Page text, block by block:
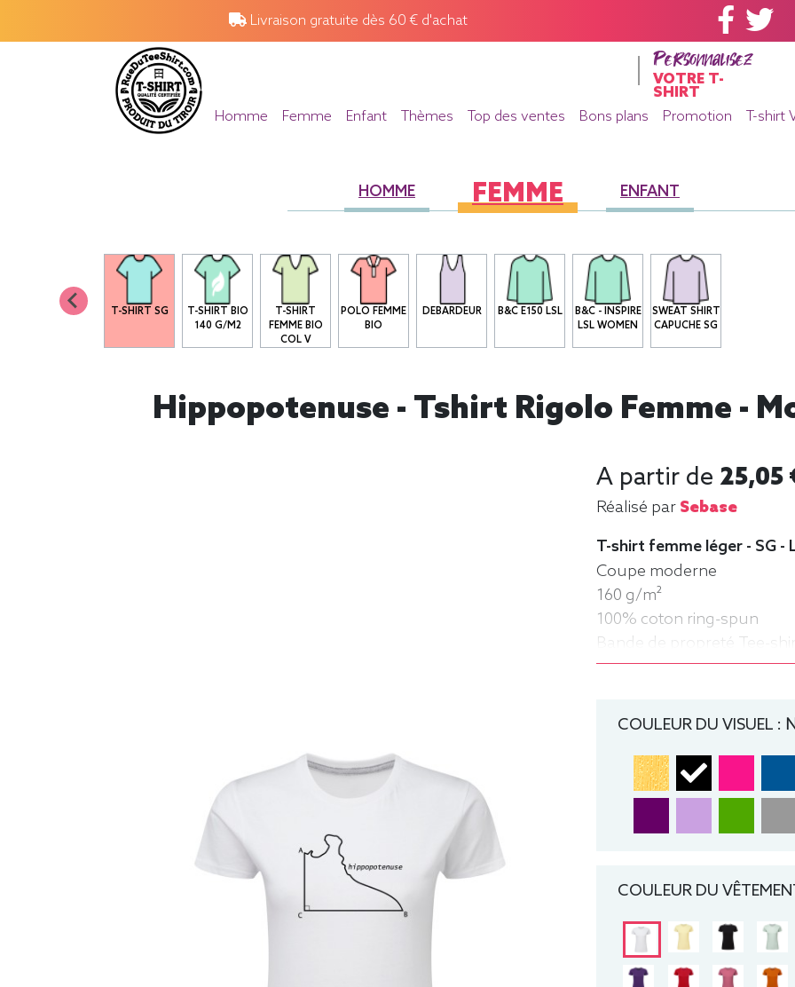
Livraison gratuite dès 60 € d'achat
Personnalisez
VOTRE T-
SHIRT
Homme
Femme Enfant Thèmes Top des ventes Bons plans Promotion T-shirt
HOMME FEMME ENFANT
T-SHIRT SG
T-SHIRT BIO
140 G/M2
T-SHIRT
FEMME BIO
COL V
POLO FEMME
BIO
DEBARDEUR B&C E150 LSL
B&C - INSPIRE
LSL WOMEN
SWEAT SHIRT
CAPUCHE SG
Hippopotenuse - Tshirt Rigolo Femme -
A partir de 25,05
Réalisé par Sebase
T-shirt femme léger - SG -
Coupe moderne
160 g/m²
100% coton ring-spun
Bande de propreté Tee-
rond
COULEUR DU VISUEL :
COULEUR DU